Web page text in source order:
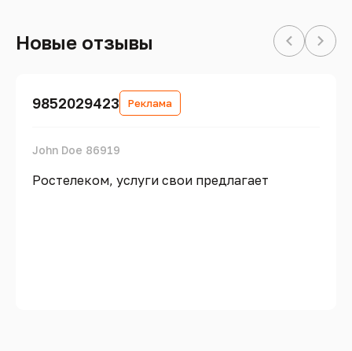
Новые отзывы
9852029423 Реклама
John Doe 86919
Ростелеком, услуги свои предлагает